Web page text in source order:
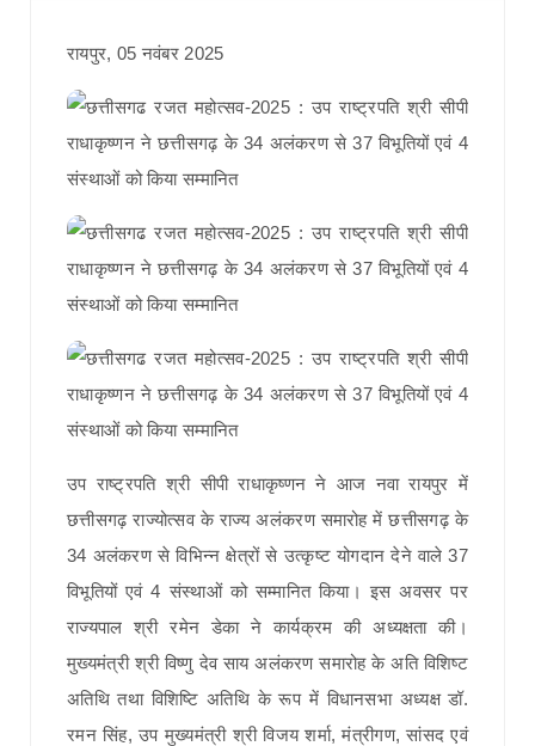
रायपुर, 05 नवंबर 2025
उप राष्ट्रपति श्री सीपी राधाकृष्णन ने आज नवा रायपुर में
छत्तीसगढ़ राज्योत्सव के राज्य अलंकरण समारोह में छत्तीसगढ़ के
34 अलंकरण से विभिन्न क्षेत्रों से उत्कृष्ट योगदान देने वाले 37
विभूतियों एवं 4 संस्थाओं को सम्मानित किया। इस अवसर पर
राज्यपाल श्री रमेन डेका ने कार्यक्रम की अध्यक्षता की।
मुख्यमंत्री श्री विष्णु देव साय अलंकरण समारोह के अति विशिष्ट
अतिथि तथा विशिष्टि अतिथि के रूप में विधानसभा अध्यक्ष डॉ.
रमन सिंह, उप मुख्यमंत्री श्री विजय शर्मा, मंत्रीगण, सांसद एवं